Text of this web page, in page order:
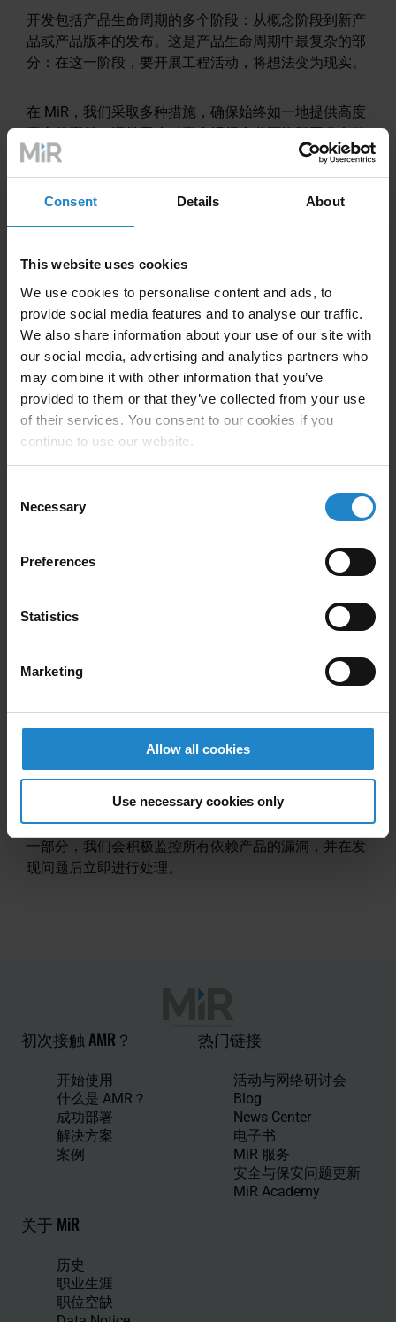
Consent Details About
This website uses cookies
We use cookies to personalise content and ads, to
provide social media features and to analyse our traffic.
We also share information about your use of our site with
our social media, advertising and analytics partners who
may combine it with other information that you’ve
provided to them or that they’ve collected from your use
of their services. You consent to our cookies if you
continue to use our website.
Selection
Necessary
Preferences
Statistics
Marketing
Allow all cookies
Use necessary cookies only
开发包括产品生命周期的多个阶段：从概念阶段到新产
品或产品版本的发布。这是产品生命周期中最复杂的部
分：在这一阶段，要开展工程活动，将想法变为现实。
在 MiR，我们采取多种措施，确保始终如一地提供高度
安全的产品，满足客户对安全运行企业网络和工业自动
化系统的需求。其中最突出的包括
遵循 IEC 62443 工业自动化和控制系统安全标准
遵循安全设计原则
遵循安全编码准则
进行广泛的自动安全扫描和测试
进行外部渗透测试
风险管理
管理流程。我们会全面评估与发现相关的客户风险，并
安全改进是大多数 MiR 软件版本的一部分，如果需要立
补丁。
MiR 的所有产品都遵循正规的安全补丁策略，因此补丁
程序具有可重复性、高效性和有效性。
发布补丁的触发因素有多种。其中一个触发因素是新发
现的第三方依赖程序中的漏洞。作为供应链安全控制的
一部分，我们会积极监控所有依赖产品的漏洞，并在发
现问题后立即进行处理。
初次接触 AMR？
开始使用
什么是 AMR？
成功部署
解决方案
案例
热门链接
活动与网络研讨会
Blog
News Center
电子书
MiR 服务
安全与保安问题更新
MiR Academy
关于 MiR
历史
职业生涯
职位空缺